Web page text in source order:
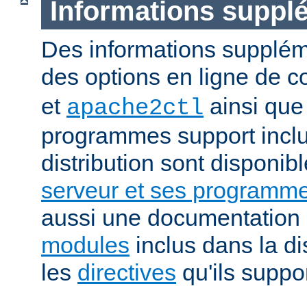
Informations
Des informations
des options en ligne de
et apache2ctl ainsi
programmes support
distribution sont
serveur et ses
aussi une
modules inclus dans la
les directives qu'ils